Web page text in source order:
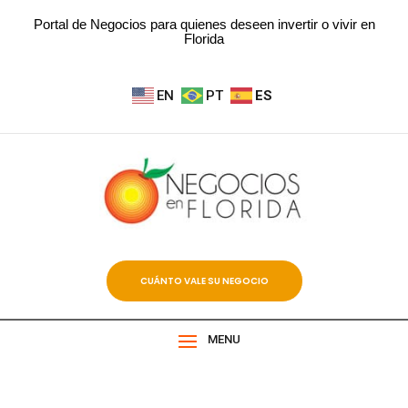
Portal de Negocios para quienes deseen invertir o vivir en
Florida
EN PT ES
CUÁNTO VALE SU NEGOCIO
MENU